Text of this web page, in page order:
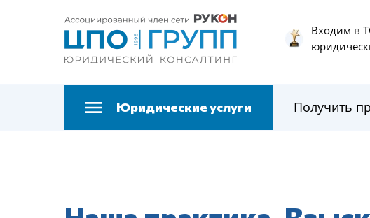
Входим в
Юридические услуги Получить